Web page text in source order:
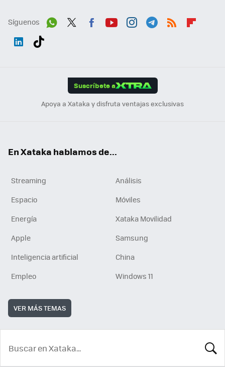
Síguenos
Suscríbete a
Apoya a Xataka y disfruta ventajas exclusivas
En Xataka hablamos de...
Streaming
Análisis
Espacio
Móviles
Energía
Xataka Movilidad
Apple
Samsung
Inteligencia artificial
China
Empleo
Windows 11
VER MÁS TEMAS